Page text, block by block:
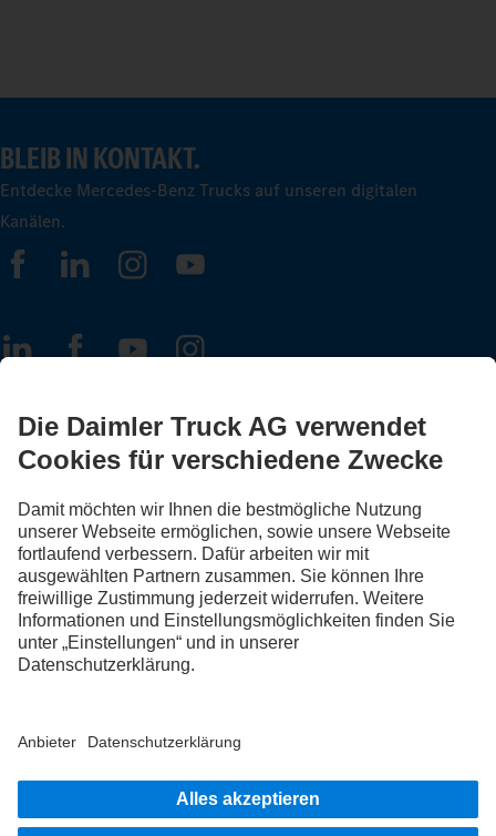
BLEIB IN KONTAKT.
Entdecke Mercedes-Benz Trucks auf unseren digitalen
Kanälen.
FOLLOW THE ROADSTARS.
Tausche jetzt Erfahrungen mit anderen Truckerinnen und
Truckern aus.
Steig ein
Impressum
Datenschutz